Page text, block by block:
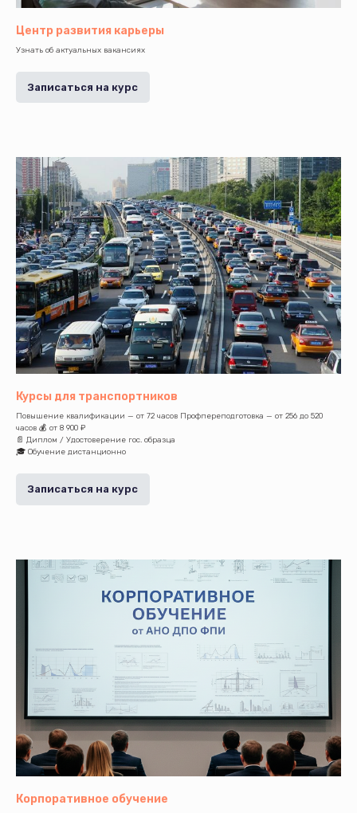
Центр развития карьеры
Узнать об актуальных вакансиях
Записаться на курс
Курсы для транспортников
Повышение квалификации — от 72 часов Профпереподготовка — от 256 до 520
часов 💰 от 8 900 ₽
📄 Диплом / Удостоверение гос. образца
🎓 Обучение дистанционно
Записаться на курс
Корпоративное обучение